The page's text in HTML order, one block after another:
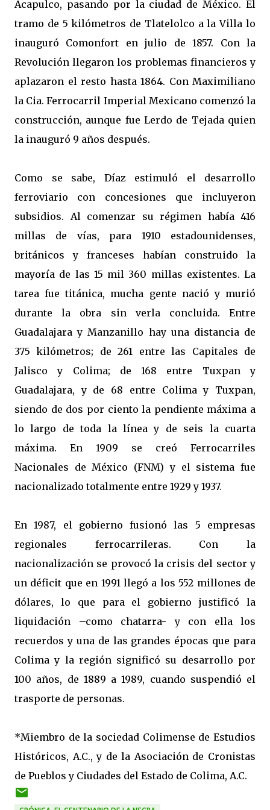
Acapulco, pasando por la ciudad de México. El
tramo de 5 kilómetros de Tlatelolco a la Villa lo
inauguró Comonfort en julio de 1857. Con la
Revolución llegaron los problemas financieros y
aplazaron el resto hasta 1864. Con Maximiliano
la Cia. Ferrocarril Imperial Mexicano comenzó la
construcción, aunque fue Lerdo de Tejada quien
la inauguró 9 años después.
Como se sabe, Díaz estimuló el desarrollo
ferroviario con concesiones que incluyeron
subsidios. Al comenzar su régimen había 416
millas de vías, para 1910 estadounidenses,
británicos y franceses habían construido la
mayoría de las 15 mil 360 millas existentes. La
tarea fue titánica, mucha gente nació y murió
durante la obra sin verla concluida. Entre
Guadalajara y Manzanillo hay una distancia de
375 kilómetros; de 261 entre las Capitales de
Jalisco y Colima; de 168 entre Tuxpan y
Guadalajara, y de 68 entre Colima y Tuxpan,
siendo de dos por ciento la pendiente máxima a
lo largo de toda la línea y de seis la cuarta
máxima. En 1909 se creó Ferrocarriles
Nacionales de México (FNM) y el sistema fue
nacionalizado totalmente entre 1929 y 1937.
En 1987, el gobierno fusionó las 5 empresas
regionales ferrocarrileras. Con la
nacionalización se provocó la crisis del sector y
un déficit que en 1991 llegó a los 552 millones de
dólares, lo que para el gobierno justificó la
liquidación –como chatarra- y con ella los
recuerdos y una de las grandes épocas que para
Colima y la región significó su desarrollo por
100 años, de 1889 a 1989, cuando suspendió el
trasporte de personas.
*Miembro de la sociedad Colimense de Estudios
Históricos, A.C., y de la Asociación de Cronistas
de Pueblos y Ciudades del Estado de Colima, A.C.